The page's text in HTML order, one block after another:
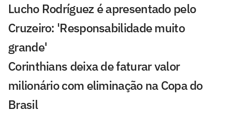
Lucho Rodríguez é apresentado pelo
Cruzeiro: 'Responsabilidade muito
grande'
Corinthians deixa de faturar valor
milionário com eliminação na Copa do
Brasil